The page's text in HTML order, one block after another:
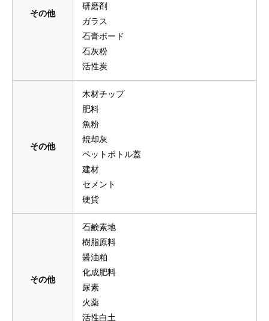
その他
研磨剤
ガラス
石膏ボード
石灰粉
活性炭
その他
木材チップ
肥料
魚粉
焼却灰
ペットボトル蓋
建材
セメント
硬貨
その他
石鹸素地
樹脂原料
醤油粕
化成肥料
尿素
火薬
活性白土